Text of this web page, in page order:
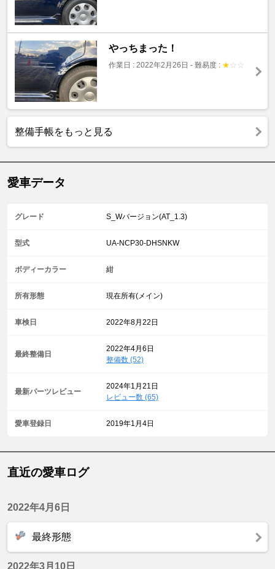
やっちまった！
作業日 : 2022年2月26日 - 難易度 : ★ ☆ ☆
整備手帳をもっと見る
愛車データ
グレード S_Wバージョン(AT_1.3)
型式 UA-NCP30-DHSNKW
ボディーカラー 紺
所有形態 現在所有(メイン)
車検日 2022年8月22日
最終整備日
2022年4月6日
整備数 (52)
最新パーツレビュー
2024年1月21日
レビュー数 (65)
愛車登録日 2019年1月4日
直近の愛車ログ
2022年4月6日
最終形態
2022年3月10日